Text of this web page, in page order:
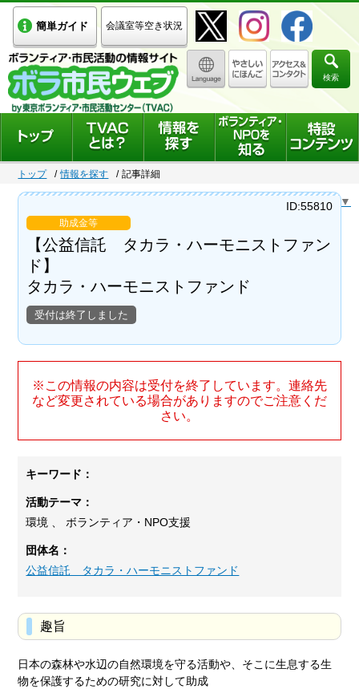
簡単ガイド 会議室等空き状況
検索
トップ 情報を探す 記事詳細
Select Language ▼
助成金等
【公益信託 タカラ・ハーモニストファン
ド】
タカラ・ハーモニストファンド
受付は終了しました
ID:55810
※この情報の内容は受付を終了しています。連絡先
など変更されている場合がありますのでご注意くだ
さい。
キーワード：
活動テーマ：
環境 、 ボランティア・NPO支援
団体名：
公益信託 タカラ・ハーモニストファンド
趣旨
日本の森林や水辺の自然環境を守る活動や、そこに生息する生
物を保護するための研究に対して助成